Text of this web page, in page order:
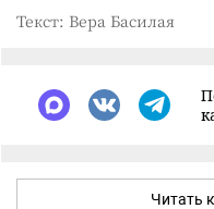
Текст: Вера Басилая
Читать